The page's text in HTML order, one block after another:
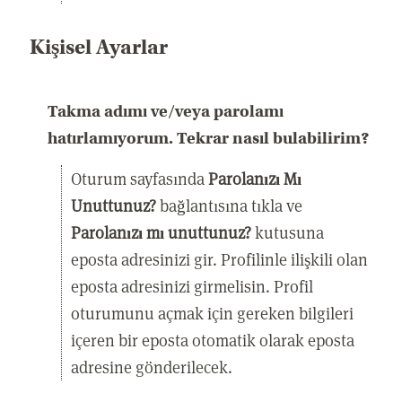
Kişisel Ayarlar
Takma adımı ve/veya parolamı
hatırlamıyorum. Tekrar nasıl bulabilirim?
Oturum sayfasındaParolanızı Mı
Unuttunuz?bağlantısına tıkla ve
Parolanızı mı unuttunuz?kutusuna
eposta adresinizi gir. Profilinle ilişkili olan
eposta adresinizi girmelisin. Profil
oturumunu açmak için gereken bilgileri
içeren bir eposta otomatik olarak eposta
adresine gönderilecek.